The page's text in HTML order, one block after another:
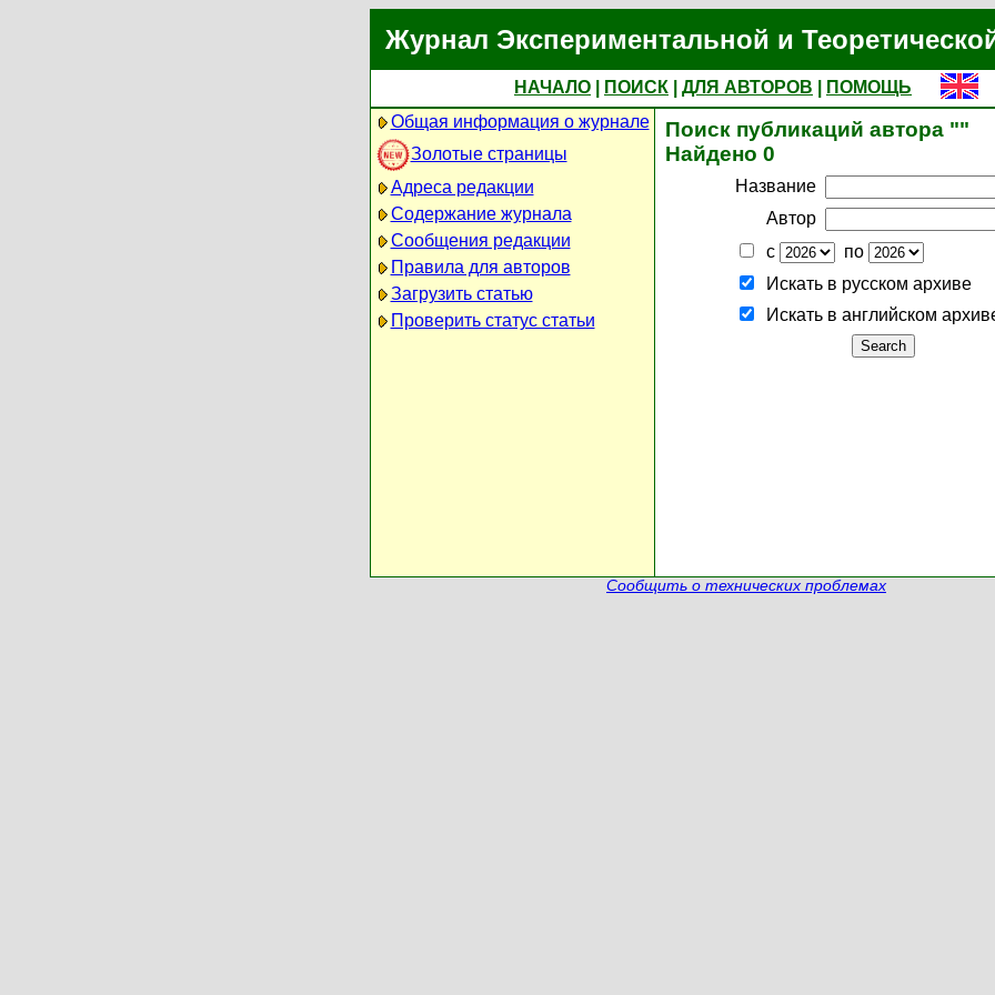
Журнал Экспериментальной и
НАЧАЛО ПОИСК ДЛЯ АВТОРОВ
ПОМОЩЬ
Общая информация о журнале
Золотые страницы
Адреса редакции
Содержание журнала
Сообщения редакции
Правила для авторов
Загрузить статью
Проверить статус статьи
Поиск публикаций автора ""
Найдено 0
Название
Автор
с
по
Искать в русском архиве
Искать в английском
Сообщить о технических проблемах